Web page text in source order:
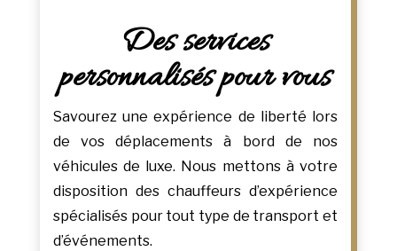
Des services
personnalisés pour vous
Savourez une expérience de liberté lors
de vos déplacements à bord de nos
véhicules de luxe. Nous mettons à votre
disposition des chauffeurs d’expérience
spécialisés pour tout type de transport et
d’événements.